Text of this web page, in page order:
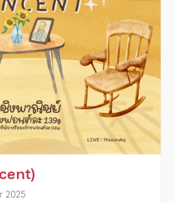
2025